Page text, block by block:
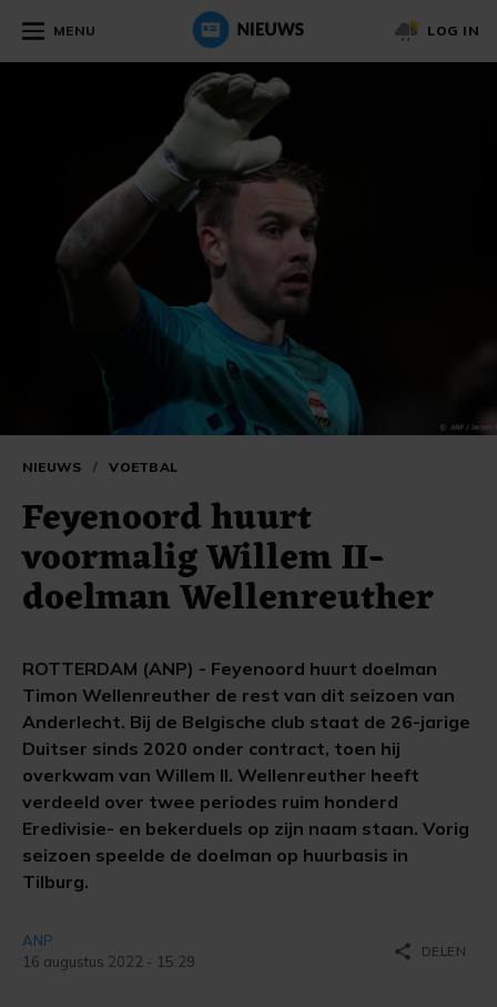
MENU LOG IN
NIEUWS / VOETBAL
Feyenoord huurt
voormalig Willem II-
doelman Wellenreuther
ROTTERDAM (ANP) - Feyenoord huurt doelman
Timon Wellenreuther de rest van dit seizoen van
Anderlecht. Bij de Belgische club staat de 26-jarige
Duitser sinds 2020 onder contract, toen hij
overkwam van Willem II. Wellenreuther heeft
verdeeld over twee periodes ruim honderd
Eredivisie- en bekerduels op zijn naam staan. Vorig
seizoen speelde de doelman op huurbasis in
Tilburg.
ANP
16 augustus 2022 - 15:29
share DELEN